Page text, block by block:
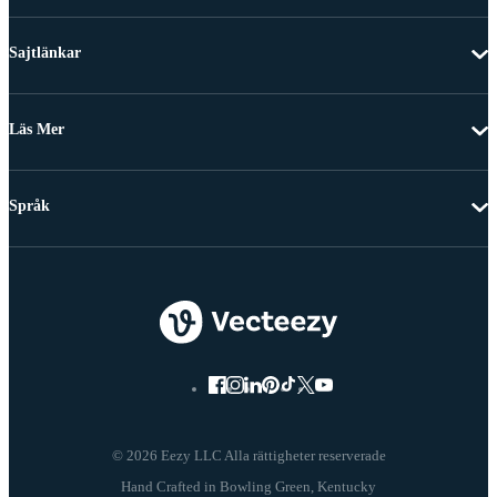
Sajtlänkar
Läs Mer
© 2026 Eezy LLC Alla rättigheter reserverade
Språk